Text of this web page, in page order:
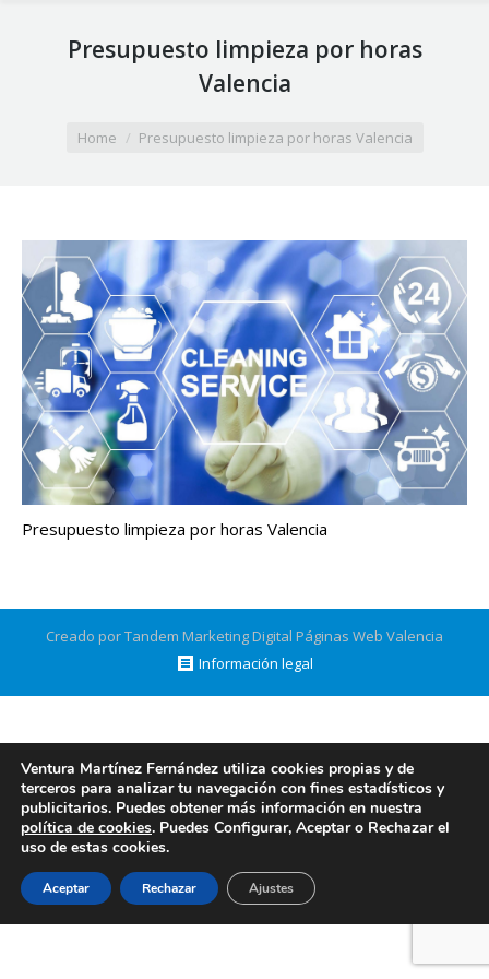
Presupuesto limpieza por horas
Valencia
Home Presupuesto limpieza por horas Valencia
Presupuesto limpieza por horas Valencia
Creado por Tandem Marketing Digital Páginas Web Valencia
Información legal
Ventura Martínez Fernández utiliza cookies propias y de
terceros para analizar tu navegación con fines estadísticos y
publicitarios. Puedes obtener más información en nuestra
política de cookies. Puedes Configurar, Aceptar o Rechazar el
uso de estas cookies.
Aceptar Rechazar Ajustes